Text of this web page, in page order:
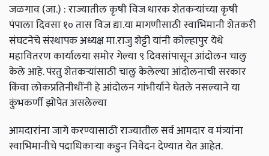
जळगाव (जा.) : राज्यातील कृषी विज धारक शेतकऱ्यांच्या कृषी
पंपाला दिवसा १० तास विज द्या.या मागणीसाठी स्वाभिमानी शेतकरी
संघटनेचे संस्थापक अध्यक्ष मा.राजु शेट्टी यांनी कोल्हापुर येथे
महावितरण कार्यालया समोर गेल्या ९ दिवसांपासून आंदोलन चालु
केले आहे. पंरतु शेतकऱ्यांसाठी चालु केलेल्या आंदोलनाची सरकार
किंवा लोकप्रतिनीधींनी हे आंदोलन गांभीर्याने घेतले नसल्याने या
कुंभकर्णी झोपेत असलेल्या
आमदारांना जागे करण्यासाठी राज्यातील सर्व आमदार व मंत्र्यांना
स्वाभिमानीचे पदाधिकाऱ्या कडुन निवेदन देण्यात येत आहेत.